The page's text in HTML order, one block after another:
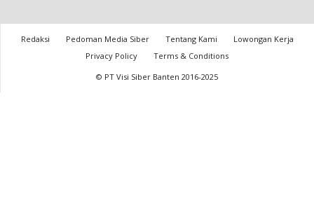
Redaksi Pedoman Media Siber Tentang Kami
Lowongan Kerja
Privacy Policy
Terms & Conditions
© PT Visi Siber Banten 2016-2025